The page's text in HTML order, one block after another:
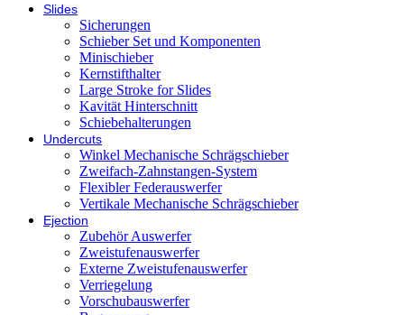
Slides
Sicherungen
Schieber Set und Komponenten
Minischieber
Kernstifthalter
Large Stroke for Slides
Kavität Hinterschnitt
Schiebehalterungen
Undercuts
Winkel Mechanische Schrägschieber
Zweifach-Zahnstangen-System
Flexibler Federauswerfer
Vertikale Mechanische Schrägschieber
Ejection
Zubehör Auswerfer
Zweistufenauswerfer
Externe Zweistufenauswerfer
Verriegelung
Vorschubauswerfer